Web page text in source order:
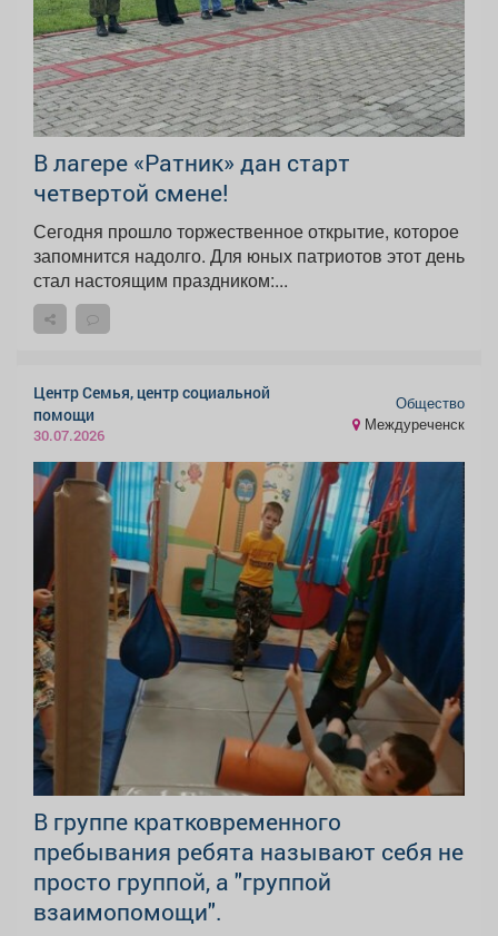
В лагере «Ратник» дан старт
четвертой смене!
Сегодня прошло торжественное открытие, которое
запомнится надолго. Для юных патриотов этот день
стал настоящим праздником:...
Центр Семья, центр социальной
помощи
30.07.2026
Общество
Междуреченск
В группе кратковременного
пребывания ребята называют себя не
просто группой, а "группой
взаимопомощи".